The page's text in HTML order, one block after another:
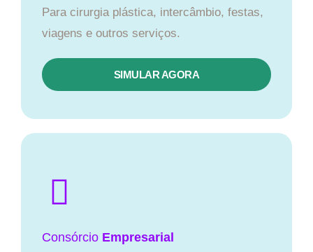
Para cirurgia plástica, intercâmbio, festas,
viagens e outros serviços.
SIMULAR AGORA
Consórcio Empresarial